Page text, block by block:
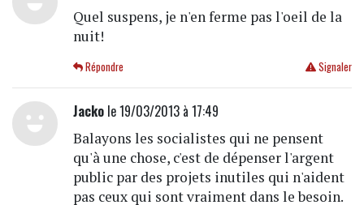
Quel suspens, je n'en ferme pas l'oeil de la
nuit!
Signaler
Répondre
Jackole 19/03/2013 à 17:49
Balayons les socialistes qui ne pensent
qu'à une chose, c'est de dépenser l'argent
public par des projets inutiles qui n'aident
pas ceux qui sont vraiment dans le besoin.